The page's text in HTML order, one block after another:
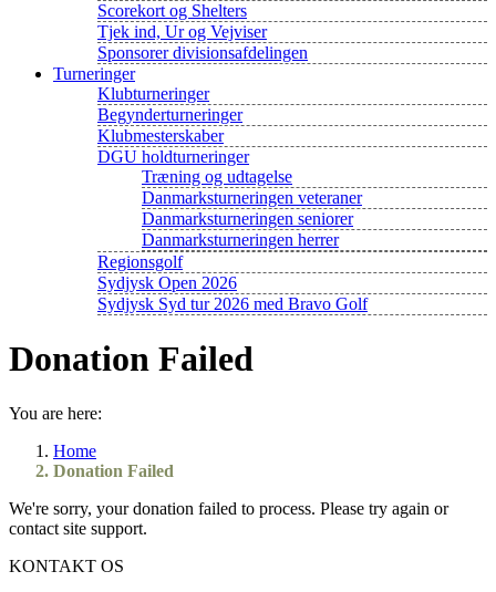
Scorekort og Shelters
Tjek ind, Ur og Vejviser
Sponsorer divisionsafdelingen
Turneringer
Klubturneringer
Begynderturneringer
Klubmesterskaber
DGU holdturneringer
Træning og udtagelse
Danmarksturneringen veteraner
Danmarksturneringen seniorer
Danmarksturneringen herrer
Regionsgolf
Sydjysk Open 2026
Sydjysk Syd tur 2026 med Bravo Golf
Donation Failed
You are here:
Home
Donation Failed
We're sorry, your donation failed to process. Please try again or
contact site support.
KONTAKT OS